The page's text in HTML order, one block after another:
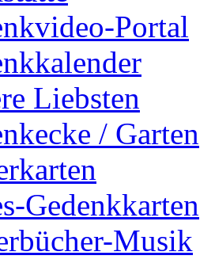
Portal
Liebsten
/ Garten
Gedenkkarten
Musik